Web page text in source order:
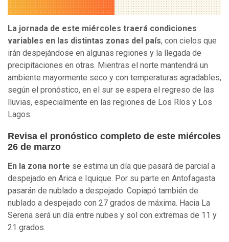
La jornada de este miércoles traerá condiciones
variables en las distintas zonas del país, con cielos que
irán despejándose en algunas regiones y la llegada de
precipitaciones en otras. Mientras el norte mantendrá un
ambiente mayormente seco y con temperaturas agradables,
según el pronóstico, en el sur se espera el regreso de las
lluvias, especialmente en las regiones de Los Ríos y Los
Lagos.
Revisa el pronóstico completo de este miércoles
26 de marzo
En la zona norte se estima un día que pasará de parcial a
despejado en Arica e Iquique. Por su parte en Antofagasta
pasarán de nublado a despejado. Copiapó también de
nublado a despejado con 27 grados de máxima. Hacia La
Serena será un día entre nubes y sol con extremas de 11 y
21 grados.